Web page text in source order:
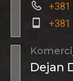
Dejan